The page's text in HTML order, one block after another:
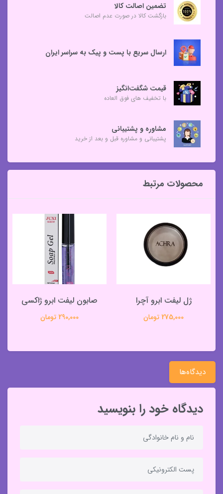
تضمین اصالت کالا
بازگشت کالا در صورت عدم اصالت
ارسال سریع با پست و پیک به سراسر ایران
قیمت شگفت‌انگیز
با تخفیف های فوق العاده
مشاوره و پشتیبانی
پشتیبانی و مشاوره قبل و بعد از خرید
محصولات مرتبط
ژل لیفت ابرو آچرا
275,000 تومان
صابون لیفت ابرو ژاکسی
290,000 تومان
دیدگاه‌ها
دیدگاه خود را بنویسید